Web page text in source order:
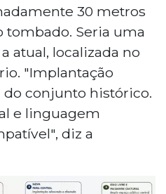
30 metros
Seria uma
atual, localizada no
"Implantação
do conjunto histórico.
e linguagem
diz a